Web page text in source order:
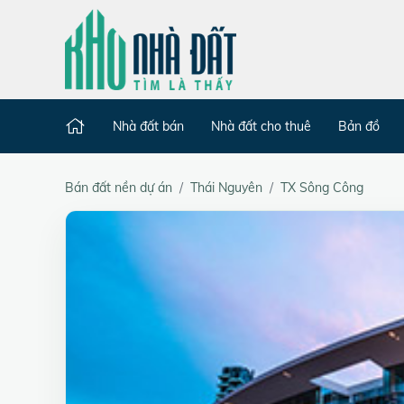
Nhà đất bán Nhà đất cho thuê Bản đồ
Bán đất nền dự án Thái Nguyên TX Sông Công